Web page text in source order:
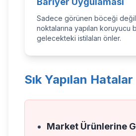
Sadece görünen böceği
noktalarına yapılan koruyucu
gelecekteki istilaları önler.
Sık Yapılan Hatalar
Market Ürünlerine